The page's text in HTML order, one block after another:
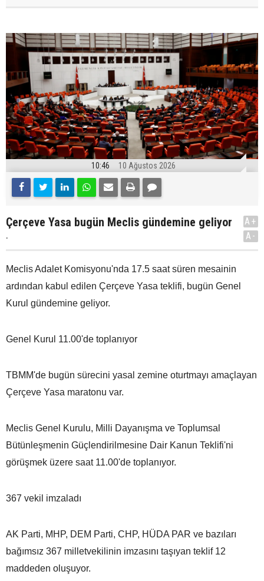
10:46 10 Ağustos 2026
Çerçeve Yasa bugün Meclis gündemine geliyor
.
A+
A-
Meclis Adalet Komisyonu'nda 17.5 saat süren mesainin
ardından kabul edilen Çerçeve Yasa teklifi, bugün Genel
Kurul gündemine geliyor.
Genel Kurul 11.00'de toplanıyor
TBMM'de bugün sürecini yasal zemine oturtmayı amaçlayan
Çerçeve Yasa maratonu var.
Meclis Genel Kurulu, Milli Dayanışma ve Toplumsal
Bütünleşmenin Güçlendirilmesine Dair Kanun Teklifi'ni
görüşmek üzere saat 11.00'de toplanıyor.
367 vekil imzaladı
AK Parti, MHP, DEM Parti, CHP, HÜDA PAR ve bazıları
bağımsız 367 milletvekilinin imzasını taşıyan teklif 12
maddeden oluşuyor.